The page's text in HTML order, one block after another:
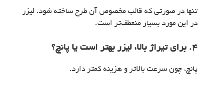
تنها در صورتی که قالب مخصوص آن طرح ساخته شود. لیزر
در این مورد بسیار منعطف‌تر است.
۴. برای تیراژ بالا، لیزر بهتر است یا پانچ؟
پانچ، چون سرعت بالاتر و هزینه کمتر دارد.